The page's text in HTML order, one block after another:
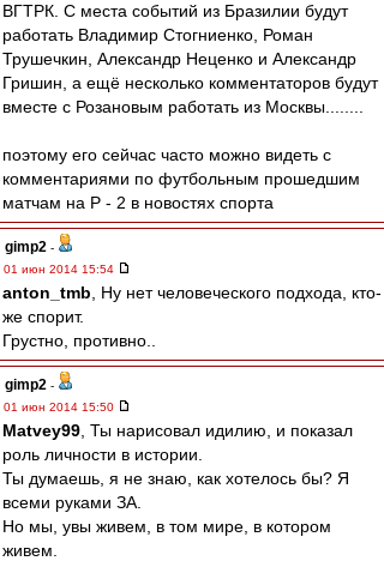
ВГТРК. С места событий из Бразилии будут
работать Владимир Стогниенко, Роман
Трушечкин, Александр Неценко и Александр
Гришин, а ещё несколько комментаторов будут
вместе с Розановым работать из Москвы........
поэтому его сейчас часто можно видеть с
комментариями по футбольным прошедшим
матчам на Р - 2 в новостях спорта
gimp2 -
01 июн 2014 15:54
anton_tmb , Ну нет человеческого подхода, кто-
же спорит.
Грустно, противно..
gimp2 -
01 июн 2014 15:50
Matvey99 , Ты нарисовал идилию, и показал
роль личности в истории.
Ты думаешь, я не знаю, как хотелось бы? Я
всеми руками ЗА.
Но мы, увы живем, в том мире, в котором
живем.